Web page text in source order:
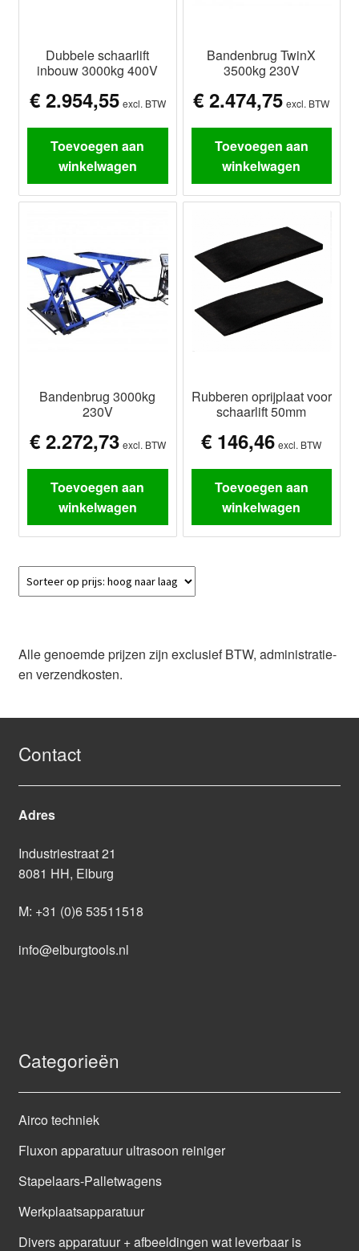
Dubbele schaarlift
inbouw 3000kg 400V
€2.954,55 excl. BTW
Toevoegen aan
winkelwagen
Bandenbrug TwinX
3500kg 230V
€ 2.474,75 excl. BTW
Toevoegen aan
winkelwagen
Bandenbrug 3000kg
230V
€2.272,73 excl. BTW
Toevoegen aan
winkelwagen
Rubberen oprijplaat voor
schaarlift 50mm
€ 146,46 excl. BTW
Toevoegen aan
winkelwagen
Alle genoemde prijzen zijn exclusief BTW, administratie-
en verzendkosten.
Contact
Adres
Industriestraat 21
8081 HH, Elburg
M: +31 (0)6 53511518
info@elburgtools.nl
Categorieën
Airco techniek
Fluxon apparatuur ultrasoon reiniger
Stapelaars-Palletwagens
Werkplaatsapparatuur
Divers apparatuur + afbeeldingen wat leverbaar is